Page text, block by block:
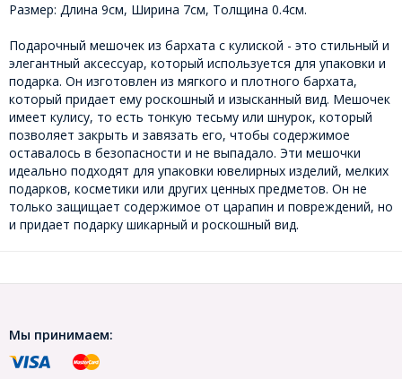
Размер: Длина 9см, Ширина 7см, Толщина 0.4см.
Подарочный мешочек из бархата с кулиской - это стильный и
элегантный аксессуар, который используется для упаковки и
подарка. Он изготовлен из мягкого и плотного бархата,
который придает ему роскошный и изысканный вид. Мешочек
имеет кулису, то есть тонкую тесьму или шнурок, который
позволяет закрыть и завязать его, чтобы содержимое
оставалось в безопасности и не выпадало. Эти мешочки
идеально подходят для упаковки ювелирных изделий, мелких
подарков, косметики или других ценных предметов. Он не
только защищает содержимое от царапин и повреждений, но
и придает подарку шикарный и роскошный вид.
Мы принимаем: